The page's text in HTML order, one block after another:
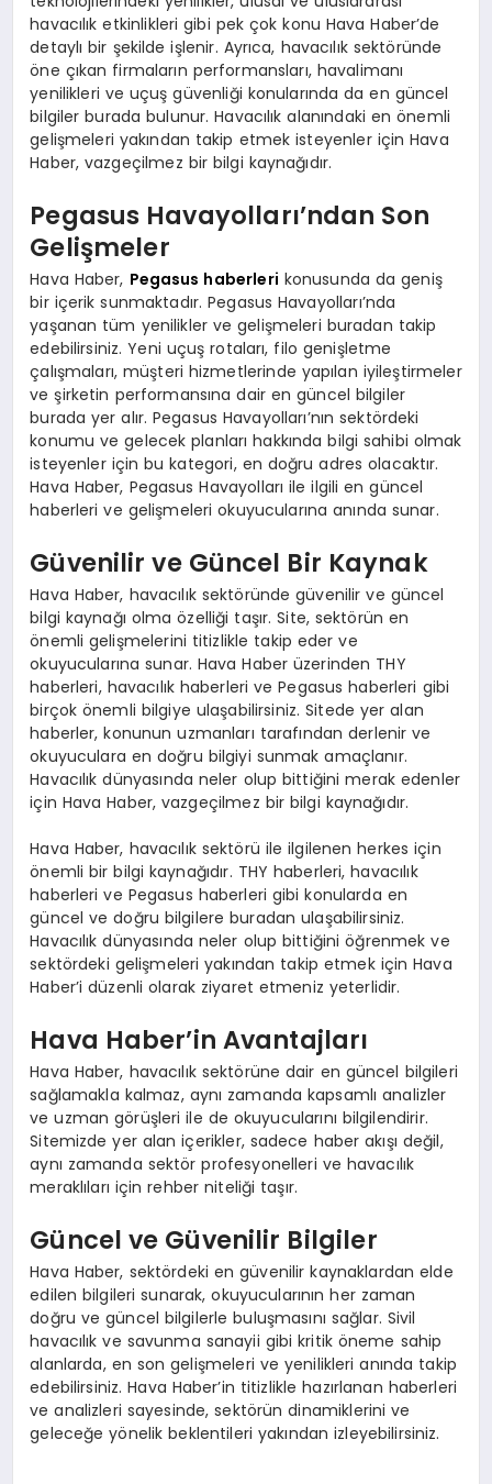
havacılık etkinlikleri gibi pek çok konu Hava Haber’de
detaylı bir şekilde işlenir. Ayrıca, havacılık sektöründe
öne çıkan firmaların performansları, havalimanı
yenilikleri ve uçuş güvenliği konularında da en güncel
bilgiler burada bulunur. Havacılık alanındaki en önemli
gelişmeleri yakından takip etmek isteyenler için Hava
Haber, vazgeçilmez bir bilgi kaynağıdır.
Pegasus Havayolları’ndan Son
Gelişmeler
Hava Haber, Pegasus haberleri konusunda da geniş
bir içerik sunmaktadır. Pegasus Havayolları’nda
yaşanan tüm yenilikler ve gelişmeleri buradan takip
edebilirsiniz. Yeni uçuş rotaları, filo genişletme
çalışmaları, müşteri hizmetlerinde yapılan iyileştirmeler
ve şirketin performansına dair en güncel bilgiler
burada yer alır. Pegasus Havayolları’nın sektördeki
konumu ve gelecek planları hakkında bilgi sahibi olmak
isteyenler için bu kategori, en doğru adres olacaktır.
Hava Haber, Pegasus Havayolları ile ilgili en güncel
haberleri ve gelişmeleri okuyucularına anında sunar.
Güvenilir ve Güncel Bir Kaynak
Hava Haber, havacılık sektöründe güvenilir ve güncel
bilgi kaynağı olma özelliği taşır. Site, sektörün en
önemli gelişmelerini titizlikle takip eder ve
okuyucularına sunar. Hava Haber üzerinden THY
haberleri, havacılık haberleri ve Pegasus haberleri gibi
birçok önemli bilgiye ulaşabilirsiniz. Sitede yer alan
haberler, konunun uzmanları tarafından derlenir ve
okuyuculara en doğru bilgiyi sunmak amaçlanır.
Havacılık dünyasında neler olup bittiğini merak edenler
için Hava Haber, vazgeçilmez bir bilgi kaynağıdır.
Hava Haber, havacılık sektörü ile ilgilenen herkes için
önemli bir bilgi kaynağıdır. THY haberleri, havacılık
haberleri ve Pegasus haberleri gibi konularda en
güncel ve doğru bilgilere buradan ulaşabilirsiniz.
Havacılık dünyasında neler olup bittiğini öğrenmek ve
sektördeki gelişmeleri yakından takip etmek için Hava
Haber’i düzenli olarak ziyaret etmeniz yeterlidir.
Hava Haber’in Avantajları
Hava Haber, havacılık sektörüne dair en güncel bilgileri
sağlamakla kalmaz, aynı zamanda kapsamlı analizler
ve uzman görüşleri ile de okuyucularını bilgilendirir.
Sitemizde yer alan içerikler, sadece haber akışı değil,
aynı zamanda sektör profesyonelleri ve havacılık
meraklıları için rehber niteliği taşır.
Güncel ve Güvenilir Bilgiler
Hava Haber, sektördeki en güvenilir kaynaklardan elde
edilen bilgileri sunarak, okuyucularının her zaman
doğru ve güncel bilgilerle buluşmasını sağlar. Sivil
havacılık ve savunma sanayii gibi kritik öneme sahip
alanlarda, en son gelişmeleri ve yenilikleri anında takip
edebilirsiniz. Hava Haber’in titizlikle hazırlanan haberleri
ve analizleri sayesinde, sektörün dinamiklerini ve
geleceğe yönelik beklentileri yakından izleyebilirsiniz.